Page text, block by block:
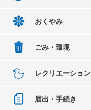
おくやみ
ごみ・環境
レクリエーション
届出・手続き